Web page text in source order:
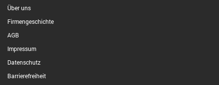
Über uns
Firmengeschichte
AGB
Impressum
Datenschutz
Barrierefreiheit